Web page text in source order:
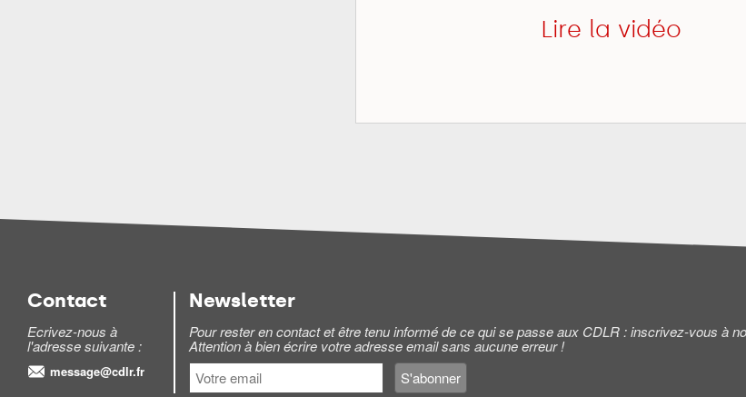
Lire la vidéo
Contact
Ecrivez-nous à
l'adresse suivante :
message@cdlr.fr
Newsletter
Pour rester en contact et être tenu informé de ce qui se passe aux CDLR : inscrivez-vous à
Attention à bien écrire votre adresse email sans aucune erreur !